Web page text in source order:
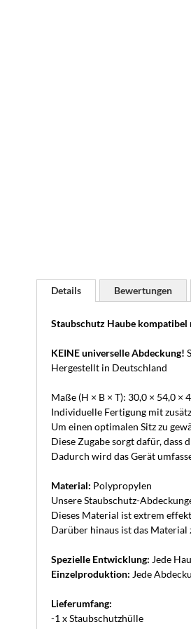
Details
Staubschutz Haube
KEINE universelle Abdeckung!
Hergestellt in Deutschland
Maße (H × B × T): 30,0 × 54,0 ×
Individuelle Fertigung mit
Um einen optimalen Sitz zu
Diese Zugabe sorgt dafür,
Dadurch wird das Gerät
Material: Polypropylen
Unsere Staubschutz-
Dieses Material ist extrem
Darüber hinaus ist das Material
Spezielle Entwicklung: Jede
Einzelproduktion: Jede
Lieferumfang:
-1 x Staubschutzhülle
Bewertungen